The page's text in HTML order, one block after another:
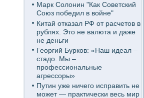
Марк Солонин "Как Советский
Союз победил в войне"
Китай отказал РФ от расчетов в
рублях. Это не валюта и даже
не деньги
Георгий Бурков: «Наш идеал –
стадо. Мы –
профессиональные
агрессоры»
Путин уже ничего исправить не
может — практически весь мир